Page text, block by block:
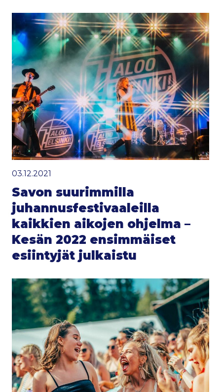
03.12.2021
Savon suurimmilla
juhannusfestivaaleilla
kaikkien aikojen ohjelma –
Kesän 2022 ensimmäiset
esiintyjät julkaistu